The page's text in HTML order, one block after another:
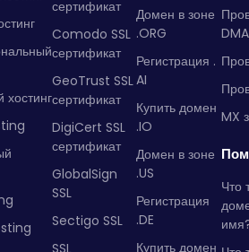
хостинг
сертификат
Comodo SSL
сертификат
GeoTrust SSL
сертификат
DigiCert SSL
сертификат
GlobalSign
SSL
Sectigo SSL
SSL
Домен в зоне
.ORG
Регистрация .
AI
Купить домен
.IO
Домен в зоне
.US
Регистрация
.DE
Купить домен
MX
Что